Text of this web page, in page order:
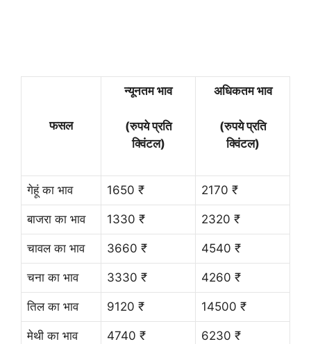
फसल
न्यूनतम भाव
(रुपये प्रति
क्विंटल)
अधिकतम भाव
(रुपये प्रति
क्विंटल)
गेहूं का भाव 1650 ₹ 2170 ₹
बाजरा का भाव 1330 ₹ 2320 ₹
चावल का भाव 3660 ₹ 4540 ₹
चना का भाव 3330 ₹ 4260 ₹
तिल का भाव 9120 ₹ 14500 ₹
मेथी का भाव 4740 ₹ 6230 ₹